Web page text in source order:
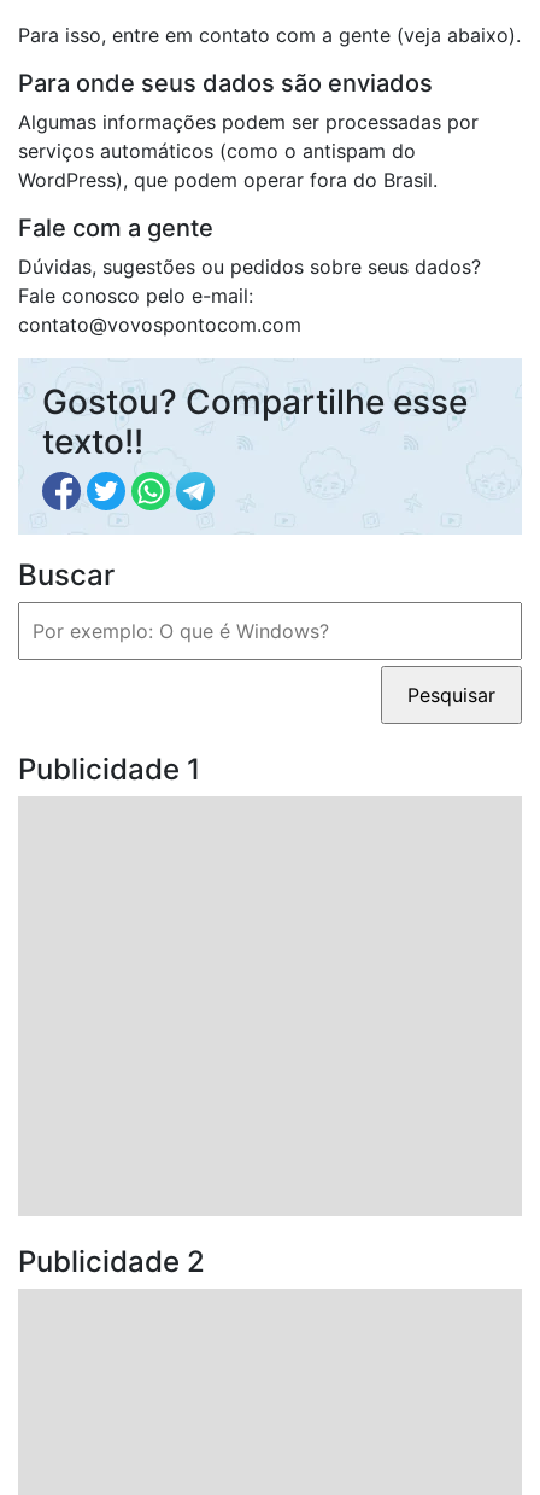
Para isso, entre em contato com a gente (veja abaixo).
Para onde seus dados são enviados
Algumas informações podem ser processadas por
serviços automáticos (como o antispam do
WordPress), que podem operar fora do Brasil.
Fale com a gente
Dúvidas, sugestões ou pedidos sobre seus dados?
Fale conosco pelo e-mail:
contato@vovospontocom.com
Gostou? Compartilhe esse
texto!!
Buscar
por:
Publicidade 1
Publicidade 2